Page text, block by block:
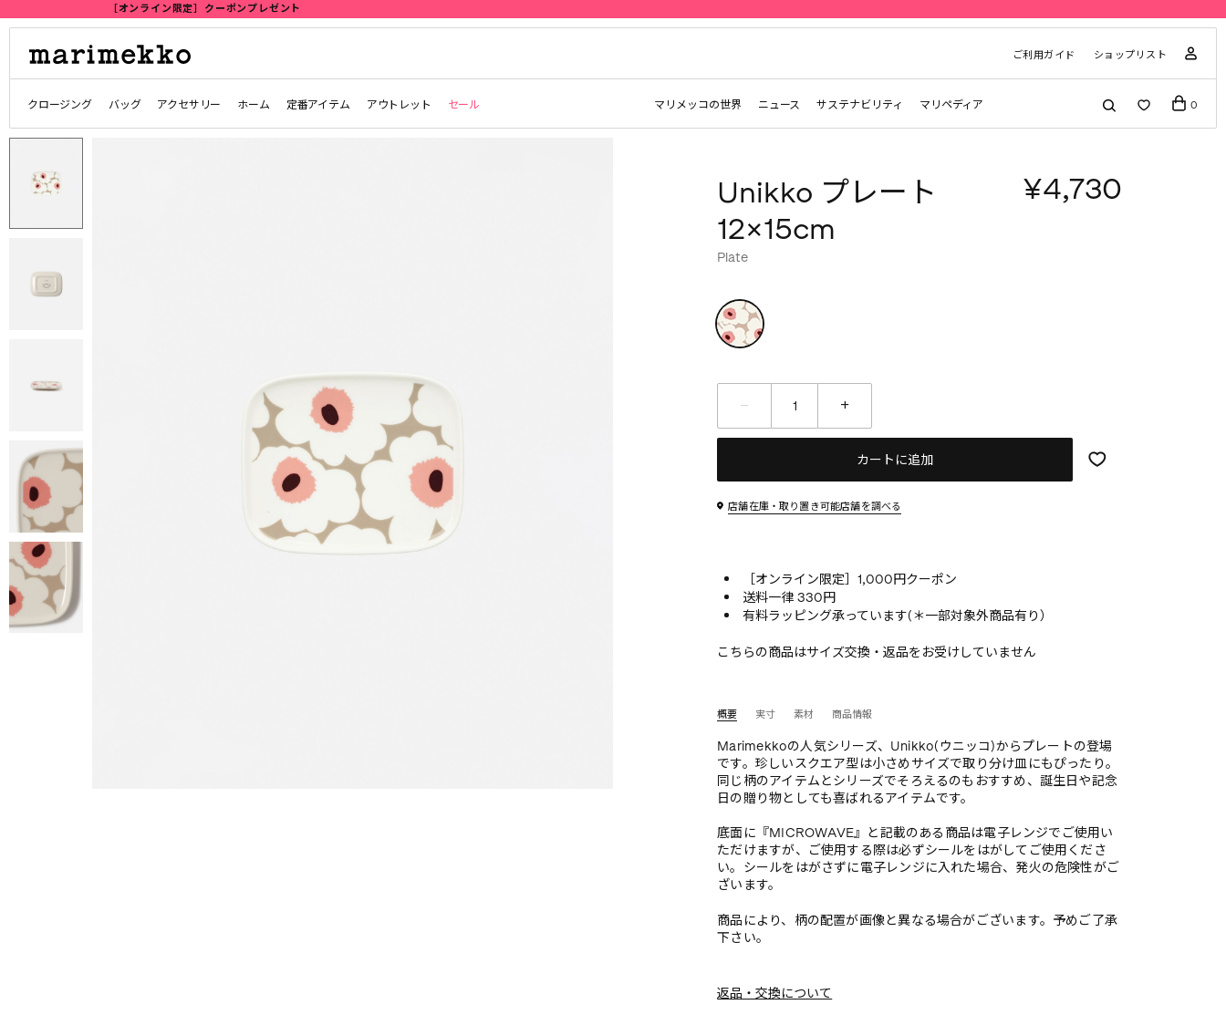
ご利用ガイド ショップリスト
クロージング バッグ アクセサリー ホーム 定番アイテム アウトレット セール マリメッコの世界 ニュース サステナビリティ マリペディア 0
Unikko プレート
12×15cm
¥4,730
Plate
カートに追加
店舗在庫・取り置き可能店舗を調べる
［オンライン限定］1,000円クーポン
送料一律 330円
有料ラッピング承っています(＊一部対象外商品有り）
こちらの商品はサイズ交換・返品をお受けしていません
概要
Marimekkoの人気シリーズ、Unikko(ウニッコ)からプレートの登場
です。珍しいスクエア型は小さめサイズで取り分け皿にもぴったり。
同じ柄のアイテムとシリーズでそろえるのもおすすめ、誕生日や記念
日の贈り物としても喜ばれるアイテムです。
底面に『MICROWAVE』と記載のある商品は電子レンジでご使用い
ただけますが、ご使用する際は必ずシールをはがしてご使用くださ
い。シールをはがさずに電子レンジに入れた場合、発火の危険性がご
ざいます。
商品により、柄の配置が画像と異なる場合がございます。予めご了承
下さい。
実寸 素材 商品情報
返品・交換について